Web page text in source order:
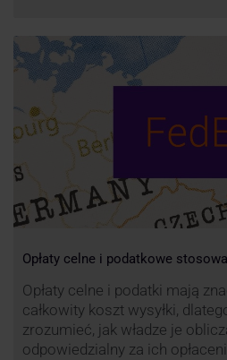
zdecydowanie szersze. FedEx
zapewnia również przesyłki
Opłaty celne i podatkowe
Opłaty celne i podatki mają
całkowity koszt wysyłki,
zrozumieć, jak władze je
odpowiedzialny za ich